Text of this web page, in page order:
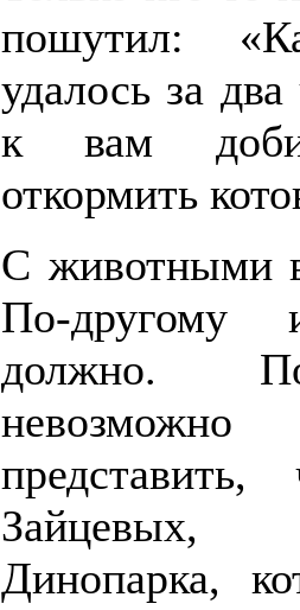
пошутил:
удалось за
к вам
откормить
С животными
По-
должно.
Зайцевых,
Динопарка,